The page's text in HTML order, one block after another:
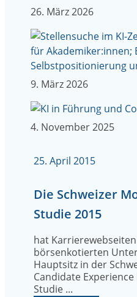
26. März 2026
9. März 2026
4. November 2025
25. April 2015
Die Schweizer
Studie 2015
hat
börsenkotierten
Hauptsitz in der
Candidate
Studie ...